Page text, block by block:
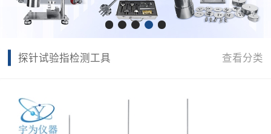
探针试验指检测工具 查看分类